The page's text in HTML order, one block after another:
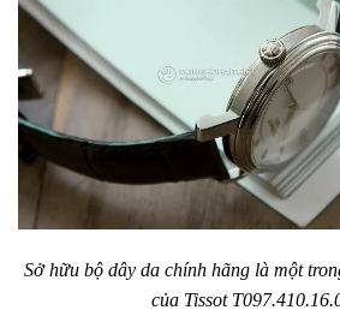
Sở hữu bộ dây da chính hãng là một
của Tissot